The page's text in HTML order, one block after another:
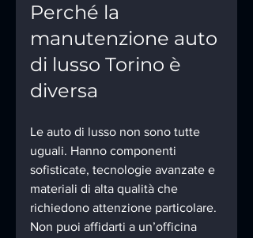
Perché la
manutenzione auto
di lusso Torino è
diversa
Le auto di lusso non sono tutte
uguali. Hanno componenti
sofisticate, tecnologie avanzate e
materiali di alta qualità che
richiedono attenzione particolare.
Non puoi affidarti a un’officina